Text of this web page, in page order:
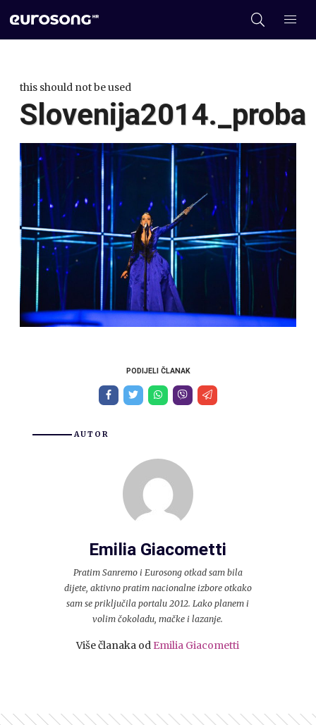
this should not be used
Slovenija2014._proba
PODIJELI ČLANAK
AUTOR
Emilia Giacometti
Pratim Sanremo i Eurosong otkad sam bila
dijete, aktivno pratim nacionalne izbore otkako
sam se priključila portalu 2012. Lako planem i
volim čokoladu, mačke i lazanje.
Više članaka od Emilia Giacometti